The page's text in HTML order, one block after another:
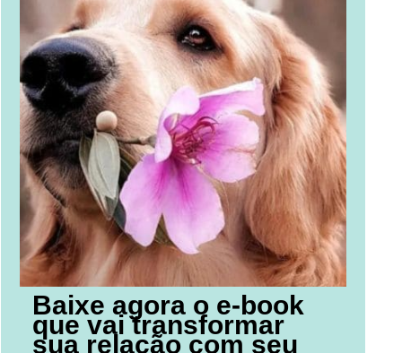
Baixe agora o e-book
que vai transformar
sua relação com seu